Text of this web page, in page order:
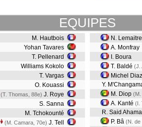
EQUIPES
M. Hautbois
Yohan Tavares
T. Pellenard
Williams Kokolo
T. Vargas
O. Kouassi
(T. Thomas, 88e) J. Roye
S. Sanna
M. Tchokounté
(M. Camara, 70e) J. Tell
N. Lemaitre
A. Monfray
I. Boura
T. Baldé (J.
Michel Diaz
Y.
M. Diop (M.
A. Kanté (I.
R. Said
P. Bâ (N. de